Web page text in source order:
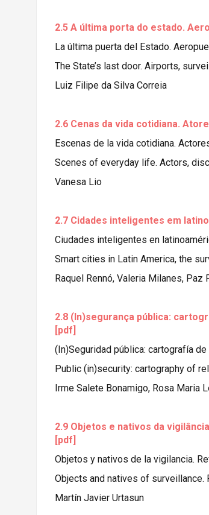
2.5 A última porta do estado.
La última puerta del Estado.
The State’s last door. Airports,
Luiz Filipe da Silva Correia
2.6 Cenas da vida cotidiana.
Escenas de la vida cotidiana.
Scenes of everyday life. Actors,
Vanesa Lio
2.7 Cidades inteligentes em
Ciudades inteligentes en
Smart cities in Latin America, the
Raquel Rennó, Valeria Milanes,
2.8 (In)segurança pública:
[pdf]
(In)Seguridad pública: cartografía
Public (in)security: cartography of
Irme Salete Bonamigo, Rosa Maria
2.9 Objetos e nativos da
[pdf]
Objetos y nativos de la vigilancia.
Objects and natives of
Martín Javier Urtasun